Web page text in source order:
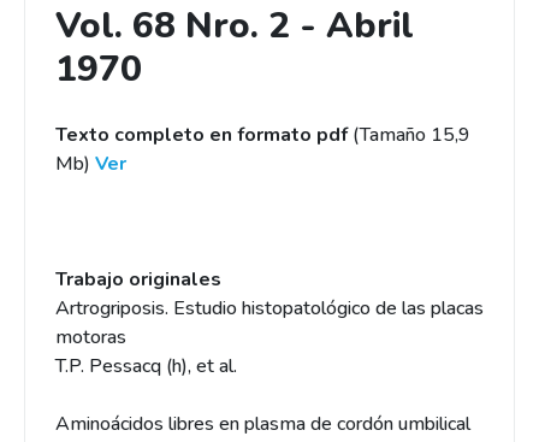
Vol. 68 Nro. 2 - Abril
1970
Texto completo en formato pdf(Tamaño 15,9
Mb) Ver
Trabajo originales
Artrogriposis. Estudio histopatológico de las placas
motoras
T.P. Pessacq (h), et al.
Aminoácidos libres en plasma de cordón umbilical